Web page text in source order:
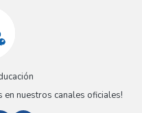
en nuestros canales oficiales!